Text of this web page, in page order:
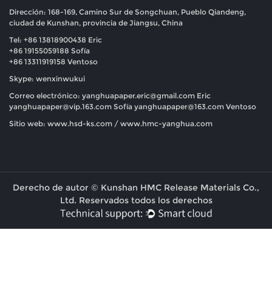
Dirección: 168-169, Camino Sur de Songchuan, Pueblo Qiandeng,
ciudad de Kunshan, provincia de Jiangsu, China
Tel: +86 13818900438 Eric
+86 19155059188 Sofía
+86 13311919158 Ventoso
Skype: wenxinwukui
Correo electrónico: yanghuapaper.eric@gmail.com Eric
yanghuapaper@vip.163.com Sofía yanghuapaper@163.com Ventoso
Sitio web: www.hsd-ks.com / www.hmc-yanghua.com
Derecho de autor © Kunshan HMC Release Materials Co.,
Ltd. Reservados todos los derechos